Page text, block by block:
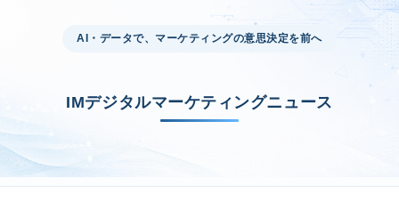
AI・データで、マーケティングの意思決定を前へ
IMデジタルマーケティングニュース